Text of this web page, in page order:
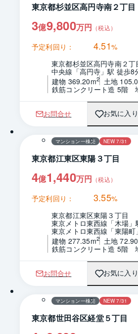
東京都杉並区高円寺南２丁目
3億9,800万円 （税込）
予定利回り： 4.51%
東京都杉並区高円寺南２丁
中央線「高円寺」駅 徒歩8
建物 369.20m2 土地
鉄筋コンクリート造 5階　
お問合せ お気に入
マンション一棟売 NEW 7/31
東京都江東区東陽３丁目
4億1,440万円 （税込）
予定利回り： 3.55%
東京都江東区東陽３丁目
東京メトロ東西線「木場
東京メトロ東西線「東陽
建物 277.35m2 土地
鉄筋コンクリート造 5階　
お問合せ お気に入
マンション一棟売 NEW 7/31
東京都世田谷区経堂５丁目